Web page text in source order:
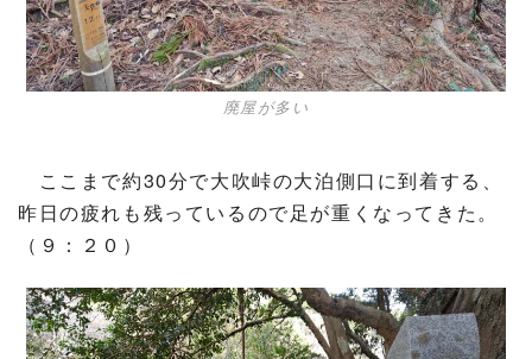
廃屋が多い
ここまで約30分で大吹峠の大泊側口に到着する、
昨日の疲れも残っているので足が重くなってきた。
（９：２０）